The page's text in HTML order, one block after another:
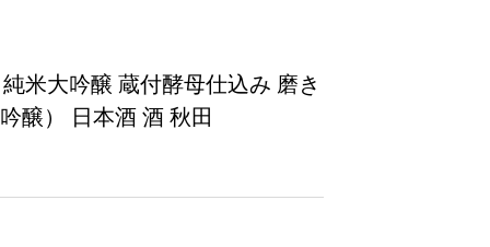
米大吟醸 蔵付酵母仕込み 磨き
醸） 日本酒 酒 秋田